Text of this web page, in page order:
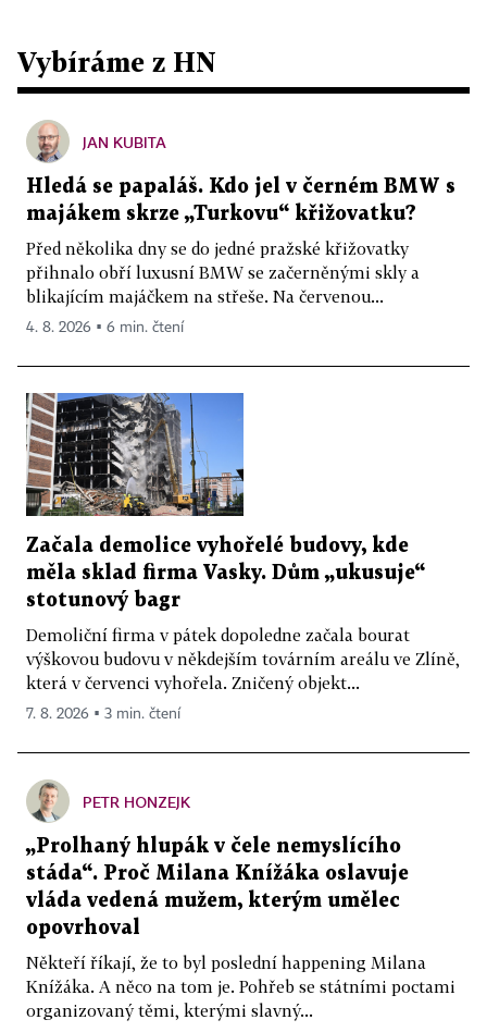
Vybíráme z HN
JAN KUBITA
Hledá se papaláš. Kdo jel v černém BMW s
majákem skrze „Turkovu“ křižovatku?
Před několika dny se do jedné pražské křižovatky
přihnalo obří luxusní BMW se začerněnými skly a
blikajícím majáčkem na střeše. Na červenou...
4. 8. 2026 ▪ 6 min. čtení
Začala demolice vyhořelé budovy, kde
měla sklad firma Vasky. Dům „ukusuje“
stotunový bagr
Demoliční firma v pátek dopoledne začala bourat
výškovou budovu v někdejším továrním areálu ve Zlíně,
která v červenci vyhořela. Zničený objekt...
7. 8. 2026 ▪ 3 min. čtení
PETR HONZEJK
„Prolhaný hlupák v čele nemyslícího
stáda“. Proč Milana Knížáka oslavuje
vláda vedená mužem, kterým umělec
opovrhoval
Někteří říkají, že to byl poslední happening Milana
Knížáka. A něco na tom je. Pohřeb se státními poctami
organizovaný těmi, kterými slavný...